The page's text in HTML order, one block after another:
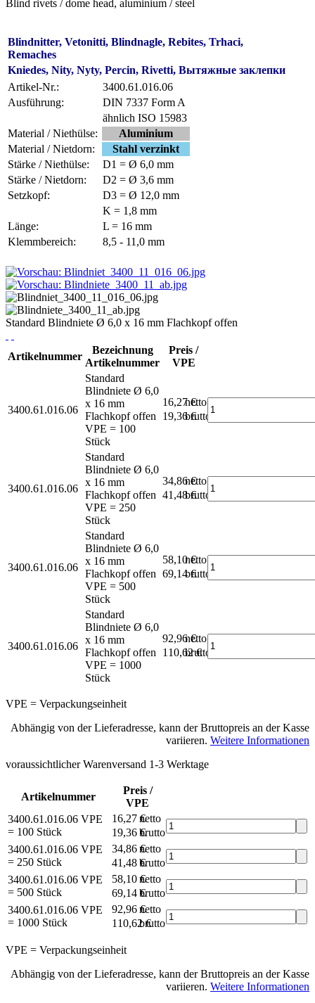
Blind rivets / dome head, aluminium / steel
Blindnitter, Vetonitti, Blindnagle, Rebites, Trhaci,
Remaches
Kniedes, Nity, Nyty, Percin, Rivetti, Вытяжные заклепки
Artikel-Nr.:
3400.61.016.06
Ausführung:
DIN 7337 Form A
ähnlich ISO 15983
Material / Niethülse:
Aluminium
Material / Nietdorn:
Stahl verzinkt
Stärke / Niethülse:
D1 = Ø 6,0 mm
Stärke / Nietdorn:
D2 = Ø 3,6 mm
Setzkopf:
D3 = Ø 12,0 mm
K = 1,8 mm
Länge:
L = 16 mm
Klemmbereich:
8,5 - 11,0 mm
Standard Blindniete Ø 6,0 x 16 mm Flachkopf offen
Artikelnummer
Bezeichnung
Artikelnummer
Preis /
VPE
3400.61.016.06
Standard
Blindniete Ø 6,0
x 16 mm
Flachkopf offen
VPE = 100
Stück
16,27 €
netto
19,36 €brutto*
3400.61.016.06
Standard
Blindniete Ø 6,0
x 16 mm
Flachkopf offen
VPE = 250
Stück
34,86 €
netto
41,48 €brutto*
3400.61.016.06
Standard
Blindniete Ø 6,0
x 16 mm
Flachkopf offen
VPE = 500
Stück
58,10 €
netto
69,14 €brutto*
3400.61.016.06
Standard
Blindniete Ø 6,0
x 16 mm
Flachkopf offen
VPE = 1000
Stück
92,96 €
netto
110,62 €
brutto*
VPE = Verpackungseinheit
Abhängig von der Lieferadresse, kann der Bruttopreis an der Kasse
variieren. Weitere Informationen
voraussichtlicher Warenversand 1-3 Werktage
Artikelnummer
Preis /
VPE
3400.61.016.06 VPE
= 100 Stück
16,27 €netto
19,36 €brutto*
3400.61.016.06 VPE
= 250 Stück
34,86 €netto
41,48 €brutto*
3400.61.016.06 VPE
= 500 Stück
58,10 €netto
69,14 €brutto*
3400.61.016.06 VPE
= 1000 Stück
92,96 €netto
110,62 €brutto*
VPE = Verpackungseinheit
Abhängig von der Lieferadresse, kann der Bruttopreis an der Kasse
variieren. Weitere Informationen